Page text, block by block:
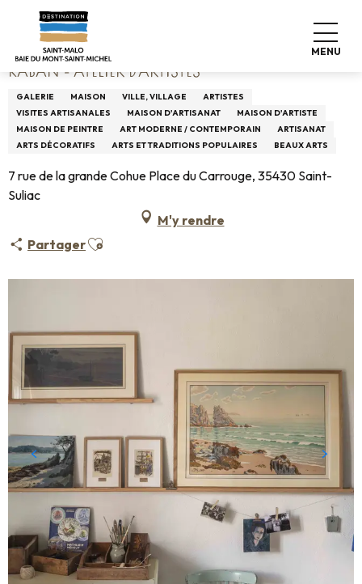
contenu
principal
MENU
Accueil Kabañ - Atelier d'artistes
KABAÑ - ATELIER D'ARTISTES
GALERIE MAISON VILLE, VILLAGE
ARTISTES
VISITES ARTISANALES
MAISON D'ARTISANAT
MAISON D'ARTISTE
MAISON DE PEINTRE
ART MODERNE / CONTEMPORAIN
ARTISANAT
ARTS DÉCORATIFS
ARTS ET TRADITIONS POPULAIRES BEAUX ARTS
7 rue de la grande Cohue Place du Carrouge, 35430 Saint-
Suliac
M'y rendre
PartagerAjouter aux favoris